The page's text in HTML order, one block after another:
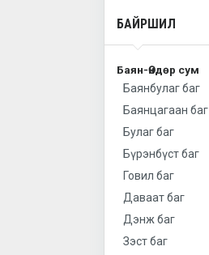
БАЙРШИЛ
Баян-Өндөр сум
Баянбулаг баг
Баянцагаан баг
Булаг баг
Бүрэнбүст баг
Говил баг
Даваат баг
Дэнж баг
Зэст баг